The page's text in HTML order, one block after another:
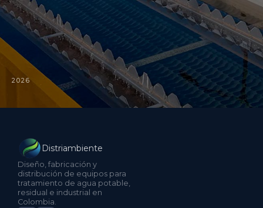
2026
Distriambiente
Diseño, fabricación y
distribución de equipos para
tratamiento de agua potable,
residual e industrial en
Colombia.